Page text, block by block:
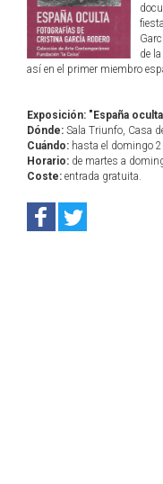
de
así en el primer miembro
Exposición: "España
Dónde: Sala Triunfo, Casa
Cuándo: hasta el domingo
Horario: de martes a
Coste: entrada gratuita.